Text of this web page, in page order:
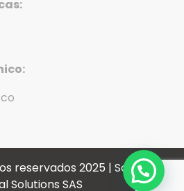
reservados 2025 | Sophie
Solutions SAS